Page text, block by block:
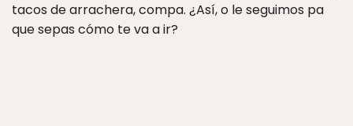
tacos de arrachera, compa. ¿Así, o le seguimos pa
que sepas cómo te va a ir?